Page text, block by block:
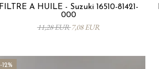
FILTRE À HUILE - Suzuki 16510-81421-
000
11,28 EUR7,08 EUR
-12%